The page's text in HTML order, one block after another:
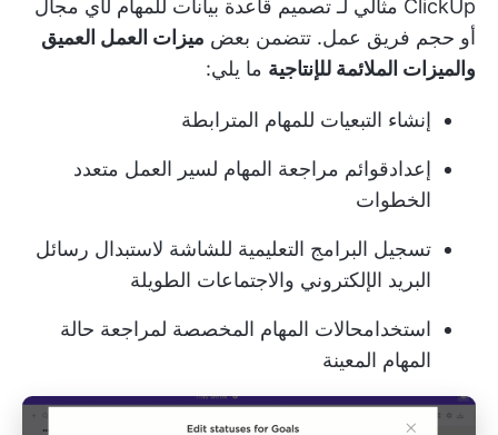
ClickUp مثالي لـ تصميم قاعدة بيانات للمهام لأي مجال
أو حجم فريق عمل. تتضمن بعض ميزات العمل العميق
والميزات الملائمة للإنتاجية ما يلي:
إنشاء التبعيات للمهام المترابطة
إعدادقوائم مراجعة المهام لسير العمل متعدد
الخطوات
تسجيل البرامج التعليمية للشاشة لاستبدال رسائل
البريد الإلكتروني والاجتماعات الطويلة
استخدامحالات المهام المخصصة لمراجعة حالة
المهام المعينة